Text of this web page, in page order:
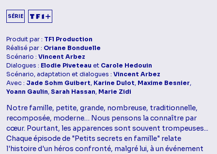
SÉRIE
Produit par : TF1 Production
Réalisé par : Oriane Bonduelle
Scénario :Vincent Arbez
Dialogues : Elodie Piveteau et Carole Hedouin
Scénario, adaptation et dialogues :Vincent Arbez
Avec : Jade Sohm Guibert, Karine Dulot, Maxime Besnier,
Yoann Gaulin,Sarah Hassan, Marie Zidi
Notre famille, petite, grande, nombreuse, traditionnelle,
recomposée, moderne… Nous pensons la connaître par
cœur. Pourtant, les apparences sont souvent trompeuses...
Chaque épisode de "Petits secrets en famille" relate
l'histoire d'un héros confronté, malgré lui, à un événement